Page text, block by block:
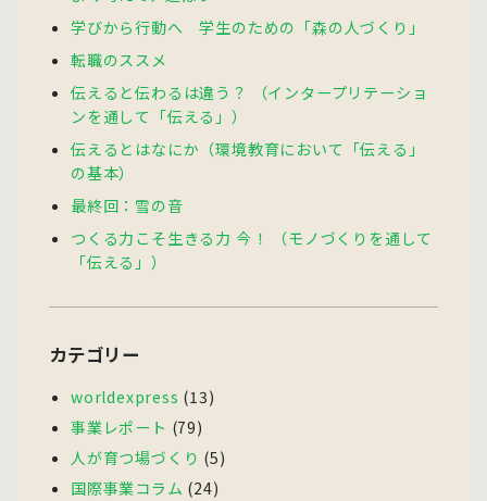
学びから行動へ 学生のための「森の人づくり」
転職のススメ
伝えると伝わるは違う？ （インタープリテーショ
ンを通して「伝える」）
伝えるとはなにか（環境教育において「伝える」
の基本）
最終回：雪の音
つくる力こそ生きる力 今！ （モノづくりを通して
「伝える」）
カテゴリー
worldexpress (13)
事業レポート (79)
人が育つ場づくり (5)
国際事業コラム (24)